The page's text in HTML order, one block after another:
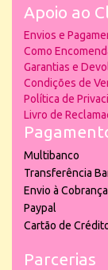
Apoio ao
Envios e
Como
Garantias e
Condições de
Política de
Livro de
Multibanco
Transferência
Envio à Cobrança
Paypal
Cartão de
Parcerias